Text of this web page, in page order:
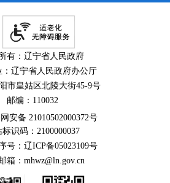
个部门，有13104名工作人员进行
研究，对国家的一些惠民政策有了
密结合起来，突出重点、认真履职
展。
信息情况
息45000条，其中，制发规范性文
政务微信和微博、公示板、宣传单
信息公开工作情况
有：辽宁省人民政府
：辽宁省人民政府办公厅
市皇姑区北陵大街45-9号
邮编：110032
安备 21010502000372号
标识码：2100000037
号：辽ICP备05023109号
箱：mhwz@ln.gov.cn